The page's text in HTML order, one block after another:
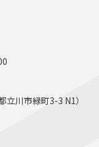
川市緑町3-3 N1）